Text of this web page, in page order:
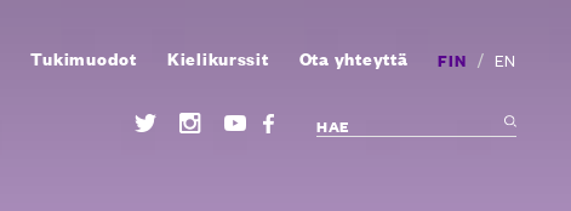
Tukimuodot Kielikurssit Ota yhteyttä FIN / EN